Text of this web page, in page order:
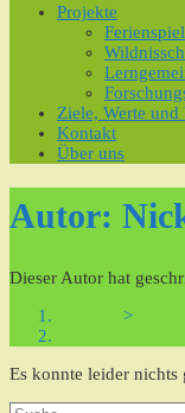
Projekte
Ziele, Werte und
Kontakt
Über uns
Autor:
Dieser Autor hat
>
Es konnte leider nichts